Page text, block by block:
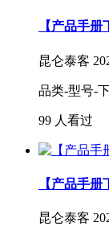
【产品手
昆仑泰客
品类-型号-
99 人看过
【产品手
昆仑泰客